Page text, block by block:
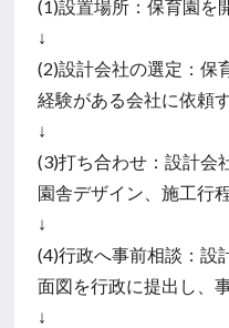
(1)設置場所：保育園を
↓
(2)設計会社の選定：保
経験がある会社に依頼
↓
(3)打ち合わせ：設計会
園舎デザイン、施工行
↓
(4)行政へ事前相談：設
面図を行政に提出し、
↓